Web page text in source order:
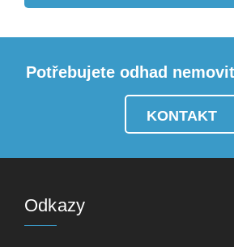
Potřebujete odhad
KONTAKT
Odkazy